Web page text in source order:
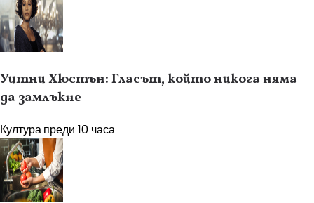
Уитни Хюстън: Гласът, който никога няма
да замлъкне
Културапреди 10 часа